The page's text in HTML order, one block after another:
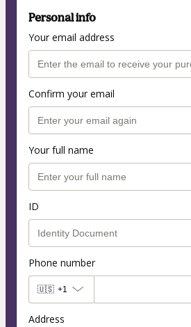
Personal info
Your email address
Confirm your email
Your full name
ID
Phone number
🇺🇸 +1
Address